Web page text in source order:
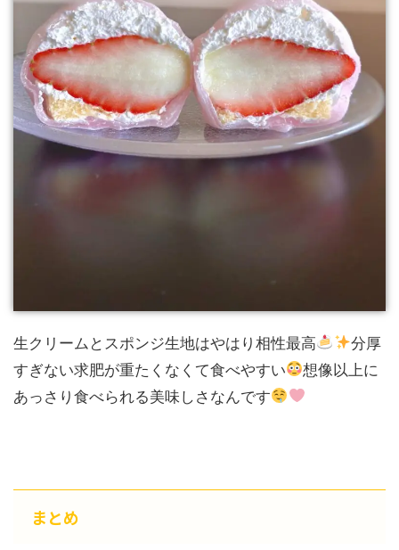
生クリームとスポンジ生地はやはり相性最高
分厚
すぎない求肥が重たくなくて食べやすい
想像以上に
あっさり食べられる美味しさなんです
まとめ